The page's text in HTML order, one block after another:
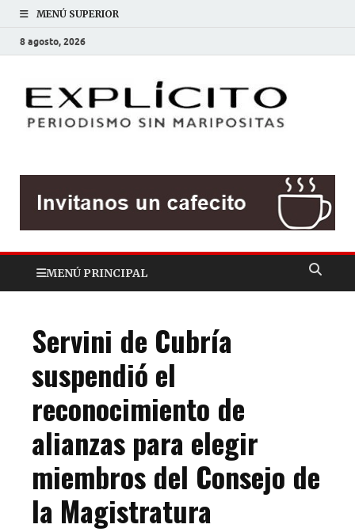
MENÚ SUPERIOR
8 agosto, 2026
MENÚ PRINCIPAL
Servini de Cubría
suspendió el
reconocimiento de
alianzas para elegir
miembros del Consejo de
la Magistratura